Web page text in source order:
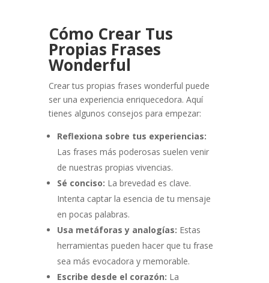
Cómo Crear Tus
Propias Frases
Wonderful
Crear tus propias frases wonderful puede
ser una experiencia enriquecedora. Aquí
tienes algunos consejos para empezar:
Reflexiona sobre tus experiencias:
Las frases más poderosas suelen venir
de nuestras propias vivencias.
Sé conciso: La brevedad es clave.
Intenta captar la esencia de tu mensaje
en pocas palabras.
Usa metáforas y analogías: Estas
herramientas pueden hacer que tu frase
sea más evocadora y memorable.
Escribe desde el corazón: La